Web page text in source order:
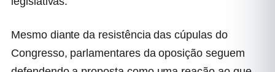
Mesmo diante da resistência das cúpulas do
Congresso, parlamentares da oposição seguem